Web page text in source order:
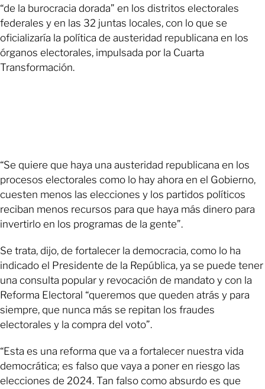
“de la burocracia dorada” en los distritos electorales
federales y en las 32 juntas locales, con lo que se
oficializaría la política de austeridad republicana en los
órganos electorales, impulsada por la Cuarta
Transformación.
“Se quiere que haya una austeridad republicana en los
procesos electorales como lo hay ahora en el Gobierno,
cuesten menos las elecciones y los partidos políticos
reciban menos recursos para que haya más dinero para
invertirlo en los programas de la gente”.
Se trata, dijo, de fortalecer la democracia, como lo ha
indicado el Presidente de la República, ya se puede tener
una consulta popular y revocación de mandato y con la
Reforma Electoral “queremos que queden atrás y para
siempre, que nunca más se repitan los fraudes
electorales y la compra del voto”.
“Esta es una reforma que va a fortalecer nuestra vida
democrática; es falso que vaya a poner en riesgo las
elecciones de 2024. Tan falso como absurdo es que